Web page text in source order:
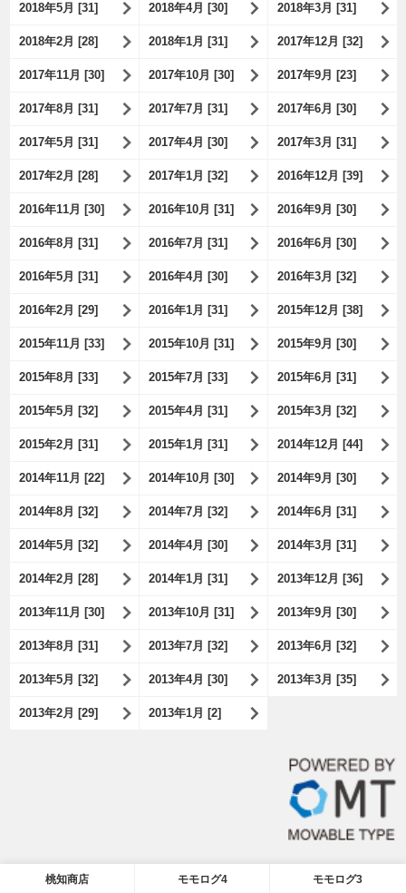
2018年5月 [31] 2018年4月 [30] 2018年3月 [31]
2018年2月 [28] 2018年1月 [31] 2017年12月 [32]
2017年11月 [30] 2017年10月 [30] 2017年9月 [23]
2017年8月 [31] 2017年7月 [31] 2017年6月 [30]
2017年5月 [31] 2017年4月 [30] 2017年3月 [31]
2017年2月 [28] 2017年1月 [32] 2016年12月 [39]
2016年11月 [30] 2016年10月 [31] 2016年9月 [30]
2016年8月 [31] 2016年7月 [31] 2016年6月 [30]
2016年5月 [31] 2016年4月 [30] 2016年3月 [32]
2016年2月 [29] 2016年1月 [31] 2015年12月 [38]
2015年11月 [33] 2015年10月 [31] 2015年9月 [30]
2015年8月 [33] 2015年7月 [33] 2015年6月 [31]
2015年5月 [32] 2015年4月 [31] 2015年3月 [32]
2015年2月 [31] 2015年1月 [31] 2014年12月 [44]
2014年11月 [22] 2014年10月 [30] 2014年9月 [30]
2014年8月 [32] 2014年7月 [32] 2014年6月 [31]
2014年5月 [32] 2014年4月 [30] 2014年3月 [31]
2014年2月 [28] 2014年1月 [31] 2013年12月 [36]
2013年11月 [30] 2013年10月 [31] 2013年9月 [30]
2013年8月 [31] 2013年7月 [32] 2013年6月 [32]
2013年5月 [32] 2013年4月 [30] 2013年3月 [35]
2013年2月 [29] 2013年1月 [2]
桃知商店 モモログ4 モモログ3